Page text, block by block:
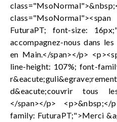
FuturaPT; font-size:
accompagnez-nous dans
en Main.</span></p>
line-height: 107%; font-
d&eacute;couvrir tous
</span></p>
family: FuturaPT;">Merci